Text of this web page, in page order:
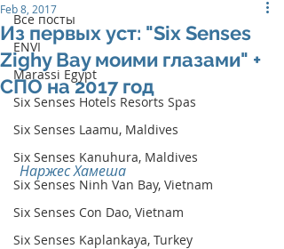
Все посты
ENVI
Marassi Egypt
Six Senses Hotels Resorts Spas
Six Senses Laamu, Maldives
Six Senses Kanuhura, Maldives
Six Senses Ninh Van Bay, Vietnam
Six Senses Con Dao, Vietnam
Six Senses Kaplankaya, Turkey
Из первых уст: "Six Senses
Zighy Bay моими глазами" +
СПО на 2017 год
Feb 8, 2017
Наржес Хамеша